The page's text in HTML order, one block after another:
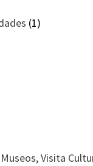
(1)
Visita